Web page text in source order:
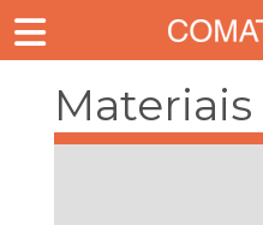
Materiais